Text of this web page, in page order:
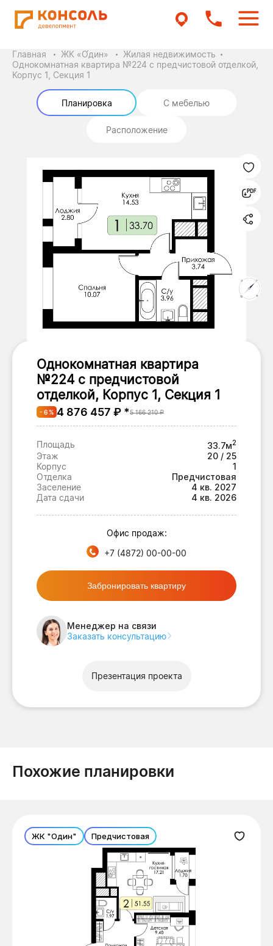
Главная ЖК «О́дин»
Жилая недвижимость
Однокомнатная квартира №224 с предчистовой отделкой,
Корпус 1, Секция 1
Планировка С мебелью
Расположение
Однокомнатная квартира
№224 с предчистовой
отделкой, Корпус 1, Секция 1
- 6 % 4 876 457 ₽ *5 166 210 ₽
Площадь 33.7м2
Этаж
20 / 25
Корпус
1
Отделка
Предчистовая
Заселение
4 кв. 2027
Дата сдачи
4 кв. 2026
Офис продаж:
+7 (4872) 00-00-00
Забронировать квартиру
Менеджер на связи
Заказать консультацию
Презентация проекта
Похожие планировки
ЖК "Один" Предчистовая